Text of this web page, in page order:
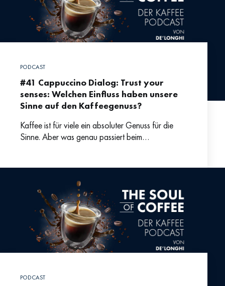
PODCAST
#41 Cappuccino Dialog: Trust your
senses: Welchen Einfluss haben unsere
Sinne auf den Kaffeegenuss?
Kaffee ist für viele ein absoluter Genuss für die
Sinne. Aber was genau passiert beim
PODCAST